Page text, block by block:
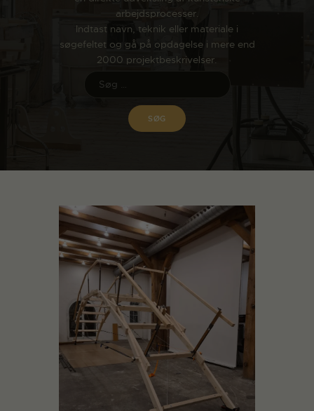
arbejdsprocesser.
Indtast navn, teknik eller materiale i
søgefeltet og gå på opdagelse i mere end
2000 projektbeskrivelser.